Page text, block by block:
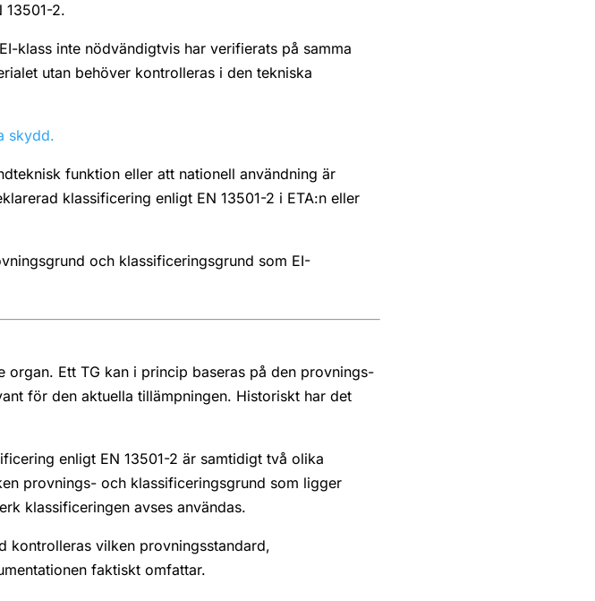
13501-2.
klass inte nödvändigtvis har verifierats på samma
utan behöver kontrolleras i den tekniska
skydd.
funktion eller att nationell användning är
klassificering enligt EN 13501-2 i ETA:n eller
och klassificeringsgrund som EI-
Ett TG kan i princip baseras på den provnings-
för den aktuella tillämpningen. Historiskt har det
enligt EN 13501-2 är samtidigt två olika
provnings- och klassificeringsgrund som ligger
klassificeringen avses användas.
kontrolleras vilken provningsstandard,
faktiskt omfattar.